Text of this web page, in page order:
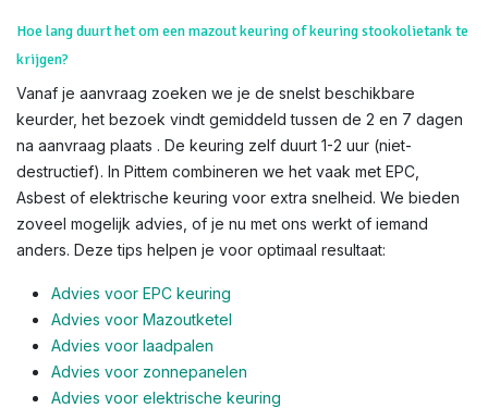
Hoe lang duurt het om een mazout keuring of keuring stookolietank te
krijgen?
Vanaf je aanvraag zoeken we je de snelst beschikbare
keurder, het bezoek vindt gemiddeld tussen de 2 en 7 dagen
na aanvraag plaats . De keuring zelf duurt 1-2 uur (niet-
destructief). In Pittem combineren we het vaak met EPC,
Asbest of elektrische keuring voor extra snelheid. We bieden
zoveel mogelijk advies, of je nu met ons werkt of iemand
anders. Deze tips helpen je voor optimaal resultaat:
Advies voor EPC keuring
Advies voor Mazoutketel
Advies voor laadpalen
Advies voor zonnepanelen
Advies voor elektrische keuring